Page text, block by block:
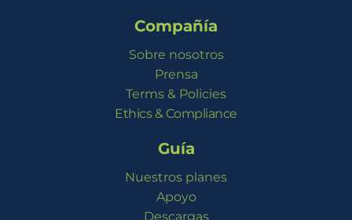
Compañía
Sobre nosotros
Prensa
Terms & Policies
Ethics & Compliance
Guía
Nuestros planes
Apoyo
Descargas